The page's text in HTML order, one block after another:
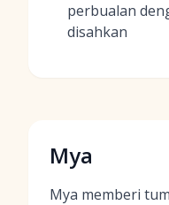
perbualan
disahkan
Mya
Mya memberi